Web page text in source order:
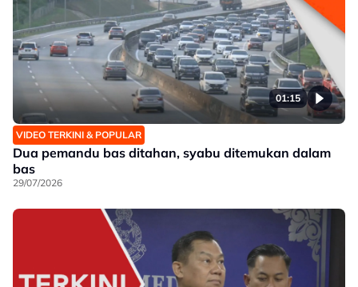
01:15
VIDEO TERKINI & POPULAR
Dua pemandu bas ditahan, syabu ditemukan dalam
bas
29/07/2026